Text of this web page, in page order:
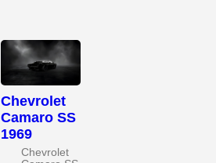
Chevrolet
Camaro SS
1969
Chevrolet